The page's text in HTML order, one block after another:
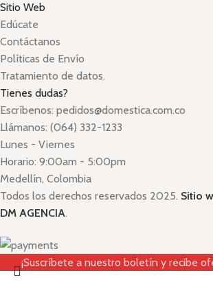
Sitio Web
Edúcate
Contáctanos
Políticas de Envío
Tratamiento de datos.
Tienes dudas?
Escríbenos: pedidos@domestica.com.co
Llámanos: (064) 332-1233
Lunes - Viernes
Horario: 9:00am - 5:00pm
Medellín, Colombia
Todos los derechos reservados 2025. Sitio
DM AGENCIA.
¡Suscríbete a nuestro boletín y recibe